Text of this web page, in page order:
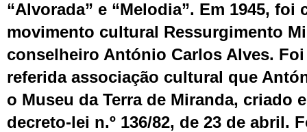
“Alvorada” e “Melodia”. Em 1945, foi
movimento cultural Ressurgimento
conselheiro António Carlos Alves.
referida associação cultural que
o Museu da Terra de Miranda, criado
decreto-lei n.º 136/82, de 23 de abril.